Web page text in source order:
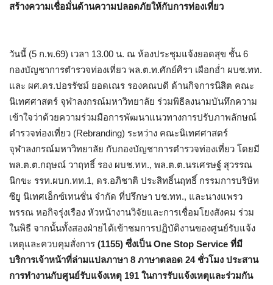
สร้างความเชื่อมั่นด้านความปลอดภัยให้กับการท่องเที่ยว
วันนี้ (5 ก.พ.69) เวลา 13.00 น. ณ ห้องประชุมแจ้งยอดสุข ชั้น 6
กองบัญชาการตำรวจท่องเที่ยว พล.ต.ท.ศักย์ศิรา เผือกอ่ำ ผบช.ทท.
และ ผศ.ดร.ปอรรัชม์ ยอดเณร รองคณบดี ด้านกิจการนิสิต คณะ
นิเทศศาสตร์ จุฬาลงกรณ์มหาวิทยาลัย ร่วมพิธีลงนามบันทึกความ
เข้าใจว่าด้วยความร่วมมือการพัฒนาแนวทางการปรับภาพลักษณ์
ตำรวจท่องเที่ยว (Rebranding) ระหว่าง คณะนิเทศศาสตร์
จุฬาลงกรณ์มหาวิทยาลัย กับกองบัญชาการตำรวจท่องเที่ยว โดยมี
พล.ต.ต.กฤษณ์ วาฤทธิ์ รอง ผบช.ทท., พล.ต.ต.นรเศรษฐ์ สุวรรณ
นิกขะ รรท.ผบก.ทท.1, ดร.อภิชาติ ประสิทธิ์นฤทธิ์ กรรมการบริษัท
ซียู นิเทศเอ็กซ์เทนชั่น จำกัด ที่ปรึกษา บช.ทท., และนางแพรว
พรรณ หอกิจรุ่งเรือง หัวหน้างานวิจัยและการเชื่อมโยงสังคม ร่วม
ในพิธี จากนั้นทั้งสองฝ่ายได้เข้าชมการปฏิบัติงานของศูนย์รับแจ้ง
เหตุและควบคุมสั่งการ (1155) ซึ่งเป็น One Stop Service ที่มี
บริการเจ้าหน้าที่ล่ามแปลภาษา 8 ภาษาตลอด 24 ชั่วโมง ประสาน
การทำงานกับศูนย์รับแจ้งเหตุ 191 ในการรับแจ้งเหตุและร่วมกัน